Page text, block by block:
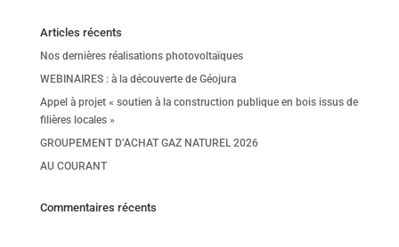
Articles récents
Nos dernières réalisations photovoltaïques
WEBINAIRES : à la découverte de Géojura
Appel à projet « soutien à la construction publique en bois issus de
filières locales »
GROUPEMENT D’ACHAT GAZ NATUREL 2026
AU COURANT
Commentaires récents